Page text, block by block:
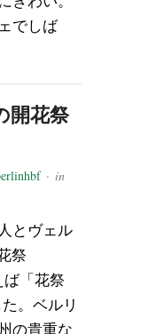
でしば
開花祭
· in
とヴェル
祭
ば「花祭
。ベルリ
の貴重な